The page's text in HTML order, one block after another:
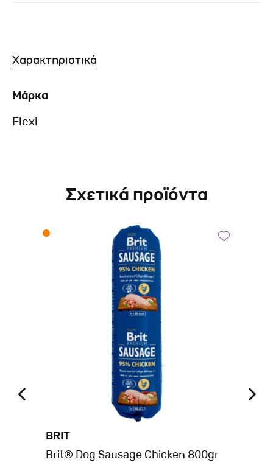
Χαρακτηριστικά
Μάρκα
Flexi
Σχετικά προϊόντα
BRIT
Brit® Dog Sausage Chicken 800gr